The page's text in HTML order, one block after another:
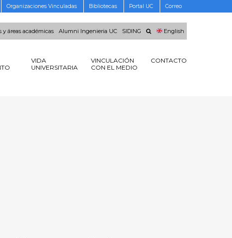
Organizaciones Vinculadas Bibliotecas Portal UC Correo
y áreas académicas Alumni Ingenieria UC SIDING English
VIDA
UNIVERSITARIA
VINCULACIÓN
CON EL MEDIO
CONTACTO